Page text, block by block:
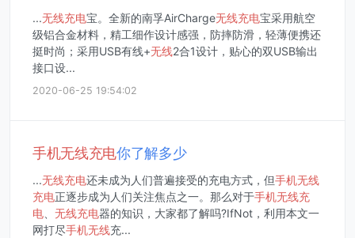
...无线充电宝。全新的南孚AirCharge无线充电宝采用航空
级铝合金材料，精工细作设计感强，防摔防滑，轻薄便携还
挺时尚；采用USB有线+无线2合1设计，贴心的双USB输出
接口设...
2020-06-25 19:54:02
手机无线充电你了解多少
...无线充电还未成为人们普遍接受的充电方式，但手机无线
充电正逐步成为人们关注焦点之一。那么对于手机无线充
电
无线充电器的知识，大家都了解吗?IfNot，利用本文一
网打尽手机无线充...